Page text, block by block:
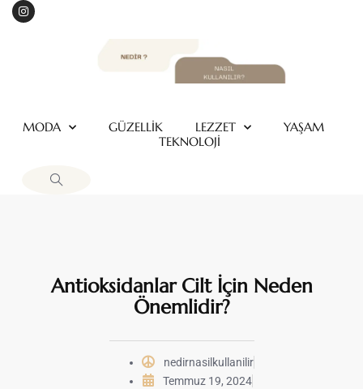
MODA GÜZELLİK LEZZET
YAŞAM
TEKNOLOJİ
Antioksidanlar Cilt İçin Neden
Önemlidir?
nedirnasilkullanilir
Temmuz 19, 2024